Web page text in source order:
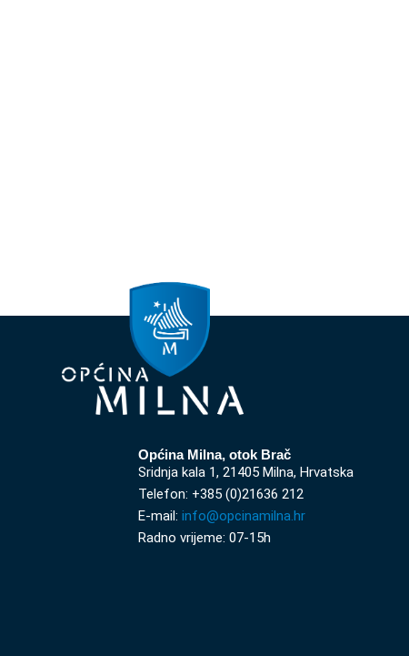
Općina Milna, otok Brač
Sridnja kala 1, 21405 Milna, Hrvatska
Telefon: +385 (0)21636 212
E-mail: info@opcinamilna.hr
Radno vrijeme: 07-15h